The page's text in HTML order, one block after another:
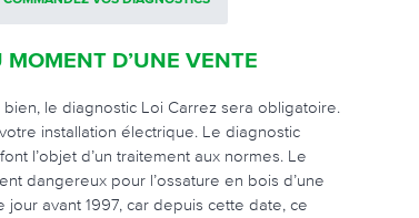
MOMENT D’UNE VENTE
le diagnostic Loi Carrez sera obligatoire.
installation électrique. Le diagnostic
l’objet d’un traitement aux normes. Le
dangereux pour l’ossature en bois d’une
avant 1997, car depuis cette date, ce